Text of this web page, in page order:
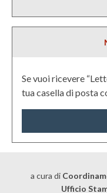
Se vuoi ricevere
tua casella di posta
a cura di
Ufficio